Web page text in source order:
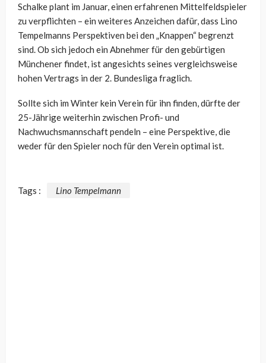
Schalke plant im Januar, einen erfahrenen Mittelfeldspieler
zu verpflichten – ein weiteres Anzeichen dafür, dass Lino
Tempelmanns Perspektiven bei den „Knappen“ begrenzt
sind. Ob sich jedoch ein Abnehmer für den gebürtigen
Münchener findet, ist angesichts seines vergleichsweise
hohen Vertrags in der 2. Bundesliga fraglich.
Sollte sich im Winter kein Verein für ihn finden, dürfte der
25-Jährige weiterhin zwischen Profi- und
Nachwuchsmannschaft pendeln – eine Perspektive, die
weder für den Spieler noch für den Verein optimal ist.
Tags : Lino Tempelmann